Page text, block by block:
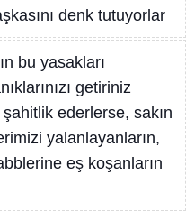
denk tutuyorlar
bu yasakları
getiriniz
ederlerse, sakın
yalanlayanların,
eş koşanların